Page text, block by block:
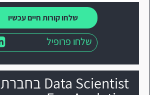
שלחו קורות חיים עכשיו
שלחו פרופיל
Data Scientist בחברת